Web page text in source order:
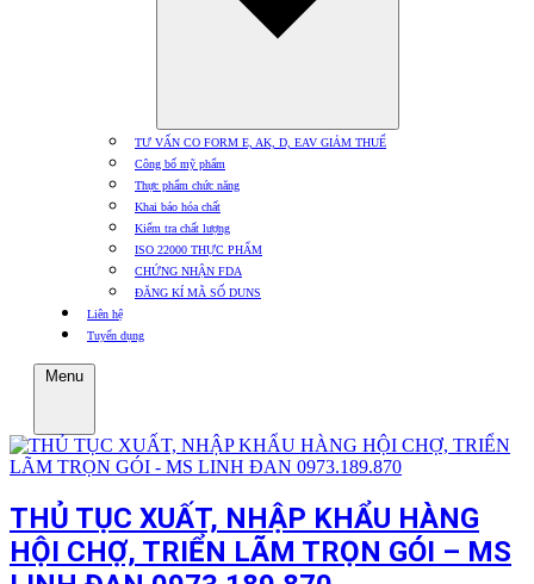
TƯ VẤN CO FORM E, AK, D, EAV GIẢM THUẾ
Công bố mỹ phẩm
Thực phẩm chức năng
Khai báo hóa chất
Kiểm tra chất lượng
ISO 22000 THỰC PHẨM
CHỨNG NHẬN FDA
ĐĂNG KÍ MÃ SỐ DUNS
Liên hệ
Tuyển dụng
Menu
THỦ TỤC XUẤT, NHẬP KHẨU HÀNG
HỘI CHỢ, TRIỂN LÃM TRỌN GÓI – MS